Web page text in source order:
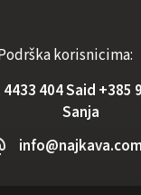
korisnicima:
404 Said +385
Sanja
info@najkava.com